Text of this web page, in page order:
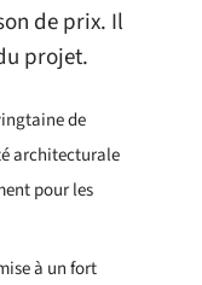
de prix. Il
projet.
de
architecturale
pour les
à un fort